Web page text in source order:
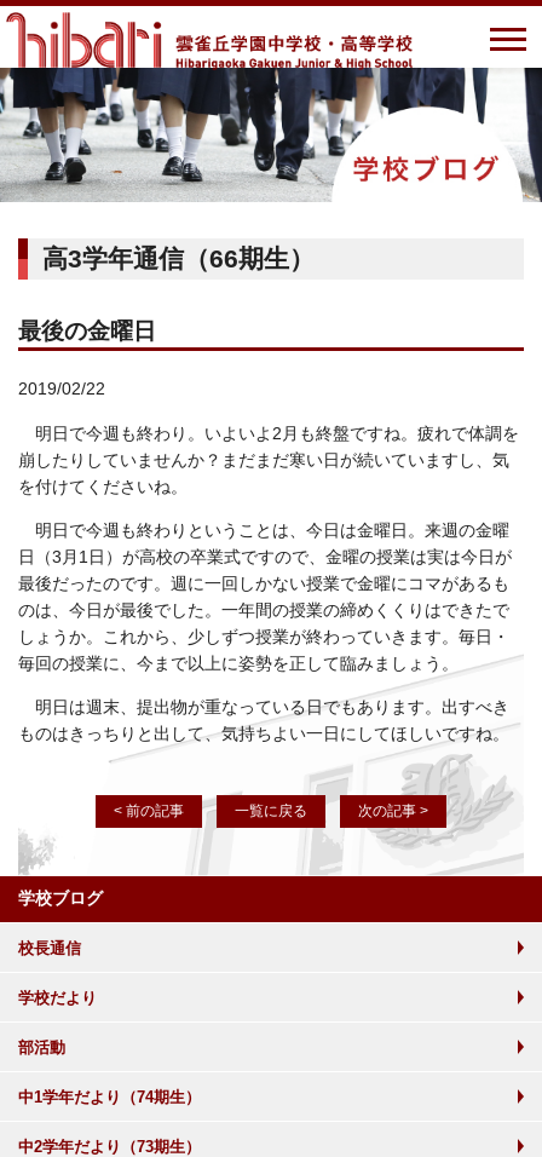
高3学年通信（66期生）
最後の金曜日
2019/02/22
明日で今週も終わり。いよいよ2月も終盤ですね。疲れで体調を
崩したりしていませんか？まだまだ寒い日が続いていますし、気
を付けてくださいね。
明日で今週も終わりということは、今日は金曜日。来週の金曜
日（3月1日）が高校の卒業式ですので、金曜の授業は実は今日が
最後だったのです。週に一回しかない授業で金曜にコマがあるも
のは、今日が最後でした。一年間の授業の締めくくりはできたで
しょうか。これから、少しずつ授業が終わっていきます。毎日・
毎回の授業に、今まで以上に姿勢を正して臨みましょう。
明日は週末、提出物が重なっている日でもあります。出すべき
ものはきっちりと出して、気持ちよい一日にしてほしいですね。
< 前の記事 一覧に戻る 次の記事 >
学校ブログ
校長通信
学校だより
部活動
中1学年だより（74期生）
中2学年だより（73期生）